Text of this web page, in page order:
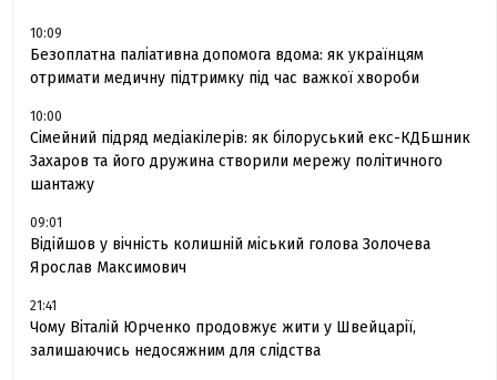
10:09
Безоплатна паліативна допомога вдома: як українцям
отримати медичну підтримку під час важкої хвороби
10:00
Сімейний підряд медіакілерів: як білоруський екс-КДБшник
Захаров та його дружина створили мережу політичного
шантажу
09:01
Відійшов у вічність колишній міський голова Золочева
Ярослав Максимович
21:41
Чому Віталій Юрченко продовжує жити у Швейцарії,
залишаючись недосяжним для слідства